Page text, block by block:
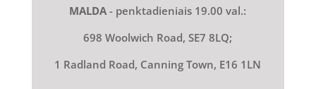
MALDA- penktadieniais 19.00 val.:
698 Woolwich Road, SE7 8LQ;
1 Radland Road, Canning Town, E16 1LN